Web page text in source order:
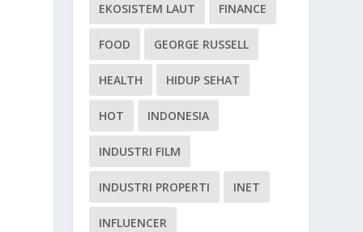
EKOSISTEM LAUT FINANCE
FOOD GEORGE RUSSELL
HEALTH HIDUP SEHAT
HOT INDONESIA
INDUSTRI FILM
INDUSTRI PROPERTI INET
INFLUENCER